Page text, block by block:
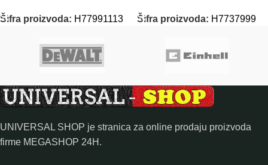
Šifra proizvoda: H77991113 Šifra proizvoda: H7737999
UNIVERSAL SHOP je stranica za online prodaju proizvoda
firme MEGASHOP 24H.